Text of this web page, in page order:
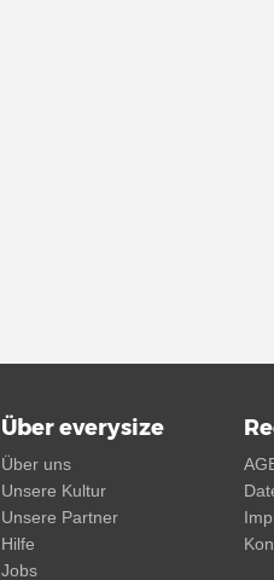
Über everysize
Über uns
Unsere Kultur
Unsere Partner
Hilfe
Jobs